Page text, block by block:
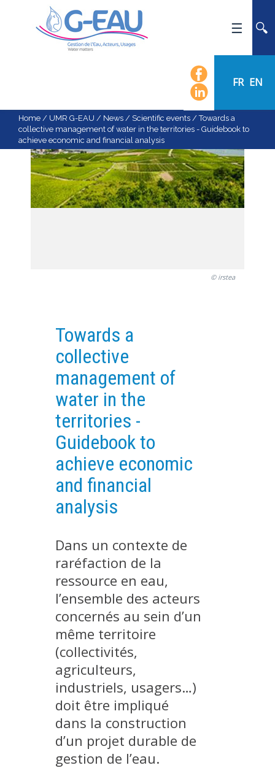
FR EN
NEWS
EVENTS
CALENDAR OF EVENTS
FLOW CHART
STAFF
CURRENT PROJECTS
COMPLETED PROJECTS
REGULAR SEMINARS
TRAINING COURSES
MASTER
ENGINEERING
EDUCATION AND TRAINING
DOCTORAL TRAINING
THESES IN PROGRESS
PRODUCTION
METHODS AND TOOLS
SOFTWARE
PUBLICATIONS SUR HAL
WORKING PAPERS
THEMATIC NOTES
FOR THE PUBLIC
Home / UMR G-EAU / News / Scientific events /Towards a
collective management of water in the territories - Guidebook to
achieve economic and financial analysis
© irstea
Towards a
collective
management of
water in the
territories -
Guidebook to
achieve economic
and financial
analysis
Dans un contexte de
raréfaction de la
ressource en eau,
l’ensemble des acteurs
concernés au sein d’un
même territoire
(collectivités,
agriculteurs,
industriels, usagers…)
doit être impliqué
dans la construction
d’un projet durable de
gestion de l’eau.